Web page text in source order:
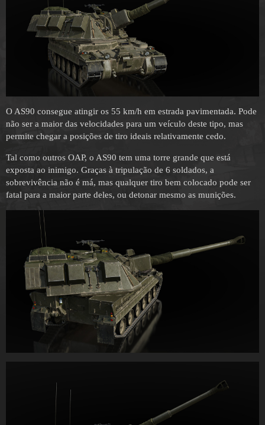
O AS90 consegue atingir os 55 km/h em estrada pavimentada. Pode
não ser a maior das velocidades para um veículo deste tipo, mas
permite chegar a posições de tiro ideais relativamente cedo.
Tal como outros OAP, o AS90 tem uma torre grande que está
exposta ao inimigo. Graças à tripulação de 6 soldados, a
sobrevivência não é má, mas qualquer tiro bem colocado pode ser
fatal para a maior parte deles, ou detonar mesmo as munições.